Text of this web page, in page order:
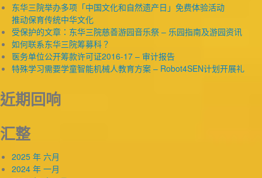
东华三院举办多项「中国文化和自然遗产日」免费体验活动
推动保育传统中华文化
受保护的文章：东华三院慈善游园音乐祭 – 乐园指南及游园资讯
如何联系东华三院筹募科？
医务单位公开筹款许可证2016-17 – 审计报告
特殊学习需要学童智能机械人教育方案 – Robot4SEN计划开展礼
近期回响
汇整
2025 年 六月
2024 年 一月